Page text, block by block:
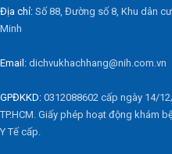
Địa chỉ: Số 88, Đường số 8, Khu dân
Minh
Email: dichvukhachhang@nih.com.vn
GPĐKKD: 0312088602 cấp ngày 14/
TP.HCM. Giấy phép hoạt động khám
Y Tế cấp.